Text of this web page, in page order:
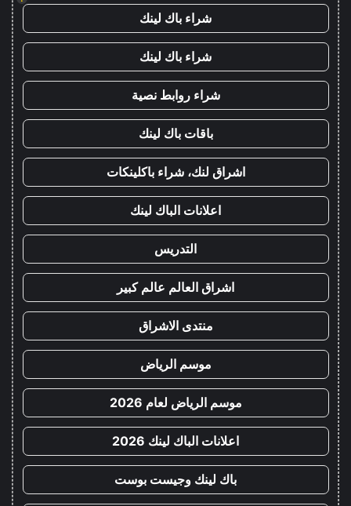
شراء باك لينك
شراء باك لينك
شراء روابط نصية
باقات باك لينك
اشراق لنك، شراء باكلينكات
اعلانات الباك لينك
التدريس
اشراق العالم عالم كبير
منتدى الاشراق
موسم الرياض
موسم الرياض لعام 2026
اعلانات الباك لينك 2026
باك لينك وجيست بوست